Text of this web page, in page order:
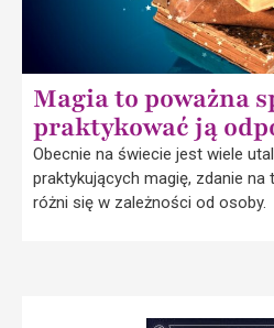
Magia to poważna
praktykować ją
Obecnie na świecie jest wiele
praktykujących magię, zdanie
różni się w zależności od osoby.